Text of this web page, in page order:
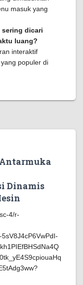
masuk yang
sering dicari
luang?
interaktif
populer di
Dinamis